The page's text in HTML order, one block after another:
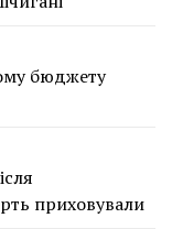
бюджету
приховували